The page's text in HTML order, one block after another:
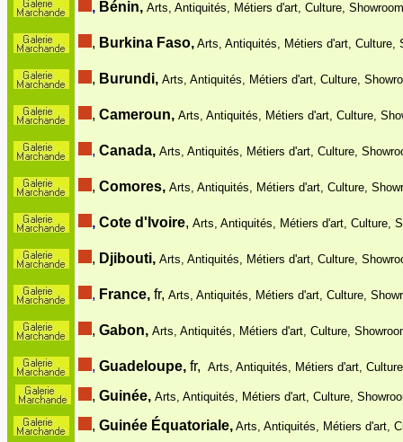
, Bénin, Arts, Antiquités, Métiers d'art, Culture,
, Burkina Faso, Arts, Antiquités, Métiers d'art, Culture,
, Burundi, Arts, Antiquités, Métiers d'art, Culture,
, Cameroun, Arts, Antiquités, Métiers d'art, Culture,
, Canada, Arts, Antiquités, Métiers d'art, Culture,
, Comores, Arts, Antiquités, Métiers d'art, Culture,
, Cote d'Ivoire, Arts, Antiquités, Métiers d'art, Culture,
, Djibouti, Arts, Antiquités, Métiers d'art, Culture,
, France, fr, Arts, Antiquités, Métiers d'art, Culture,
, Gabon, Arts, Antiquités, Métiers d'art, Culture,
, Guadeloupe, fr, Arts, Antiquités, Métiers d'art,
, Guinée, Arts, Antiquités, Métiers d'art, Culture,
, Guinée Équatoriale, Arts, Antiquités, Métiers d'art,